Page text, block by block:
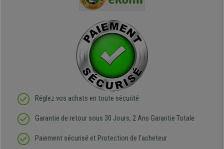
regrette pas mon achat.
Réglez vos achats en toute sécurité
Garantie de retour sous 30 Jours, 2 Ans Garantie Totale
Paiement sécurisé et Protection de l'acheteur